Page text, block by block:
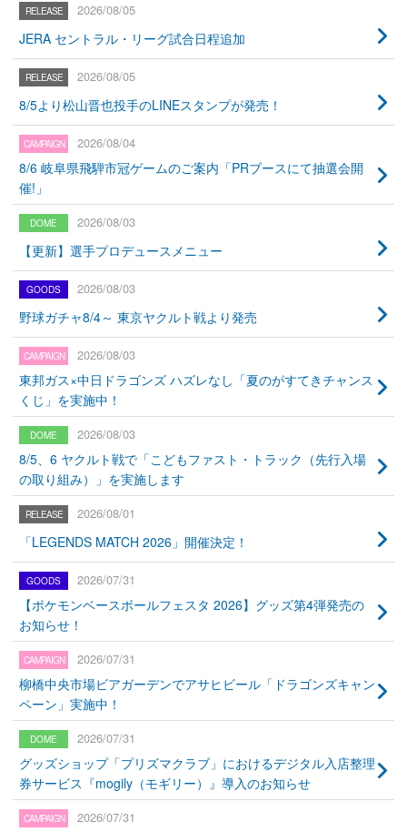
2026/08/05
JERA セントラル・リーグ試合日程追加
2026/08/05
8/5より松山晋也投手のLINEスタンプが発売！
2026/08/04
8/6 岐阜県飛騨市冠ゲームのご案内「PRブースにて抽選会開
催!」
2026/08/03
【更新】選手プロデュースメニュー
2026/08/03
野球ガチャ8/4～ 東京ヤクルト戦より発売
2026/08/03
東邦ガス×中日ドラゴンズ ハズレなし「夏のがすてきチャンス
くじ」を実施中！
2026/08/03
8/5、6 ヤクルト戦で「こどもファスト・トラック（先行入場
の取り組み）」を実施します
2026/08/01
「LEGENDS MATCH 2026」開催決定！
2026/07/31
【ポケモンベースボールフェスタ 2026】グッズ第4弾発売の
お知らせ！
2026/07/31
柳橋中央市場ビアガーデンでアサヒビール「ドラゴンズキャン
ペーン」実施中！
2026/07/31
グッズショップ「プリズマクラブ」におけるデジタル入店整理
券サービス『mogily（モギリー）』導入のお知らせ
2026/07/31